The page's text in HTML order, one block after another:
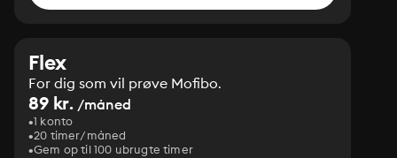
Flex
For dig som vil prøve Mofibo.
89 kr. /måned
1 konto
20 timer/måned
Gem op til 100 ubrugte timer